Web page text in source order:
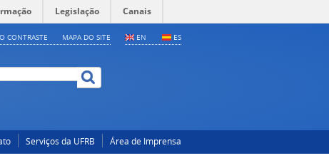
Legislação Canais
EN ES
CONTRASTE MAPA DO SITE
Serviços da UFRB Área de Imprensa